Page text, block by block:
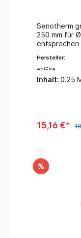
Senotherm
250 mm für
entsprechen
Hersteller:
ediFire
Inhalt: 0.25
15,16 €*
%